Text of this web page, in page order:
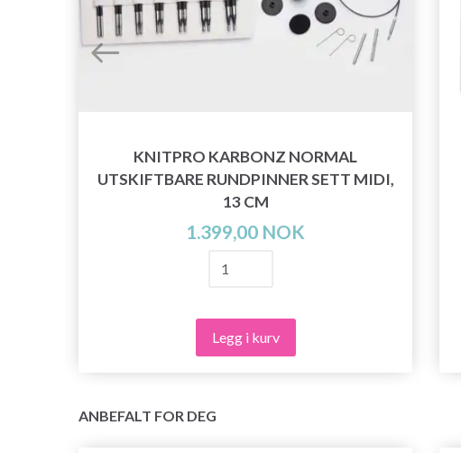
KNITPRO KARBONZ NORMAL
UTSKIFTBARE RUNDPINNER SETT MIDI,
13 CM
1.399,00 NOK
Legg i kurv
ANBEFALT FOR DEG